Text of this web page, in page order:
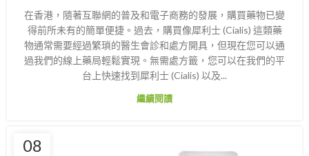
在香港，隨著互聯網的普及和電子商務的發展，購買藥物已變
得前所未有的簡單便捷。過去，購買像犀利士 (Cialis) 這類藥
物通常需要經過繁瑣的醫生會診和處方開具，但現在您可以通
過我們的線上藥局輕鬆實現。無需處方籤，您可以在我們的平
台上快速找到犀利士 (Cialis) 以及...
繼續閱讀
08